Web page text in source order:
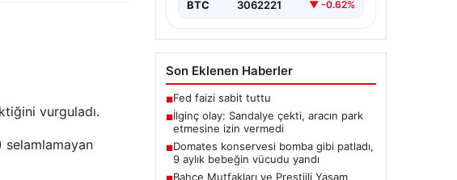
vurguladı.
selamlamayan
BTC 3062221 ▼ -0.62%
Son Eklenen Haberler
■Fed faizi sabit tuttu
■İlginç olay: Sandalye çekti, aracın park
etmesine izin vermedi
■Domates konservesi bomba gibi patladı,
9 aylık bebeğin vücudu yandı
Bahçe Mutfakları ve Prestijli Yaşam